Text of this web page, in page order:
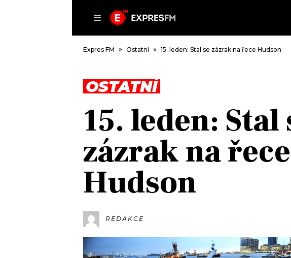
DOMŮ
ČLÁNKY
HUDBA
ROZHOVORY
#NEBUDUDOMA
KALENDÁŘ
TRENDY
MIX
OSTATNÍ
PODCASTY
JAK NALADIT
Expres FM Ostatní 15. leden: Stal se zázrak na řece Hudson
OSTATNÍ
15. leden: Stal
zázrak na řece
Hudson
REDAKCE